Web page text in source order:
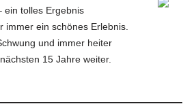
ein tolles Ergebnis
immer ein schönes Erlebnis.
und immer heiter
15 Jahre weiter.